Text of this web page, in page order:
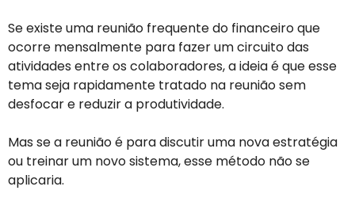
Se existe uma reunião frequente do financeiro que
ocorre mensalmente para fazer um circuito das
atividades entre os colaboradores, a ideia é que esse
tema seja rapidamente tratado na reunião sem
desfocar e reduzir a produtividade.
Mas se a reunião é para discutir uma nova estratégia
ou treinar um novo sistema, esse método não se
aplicaria.